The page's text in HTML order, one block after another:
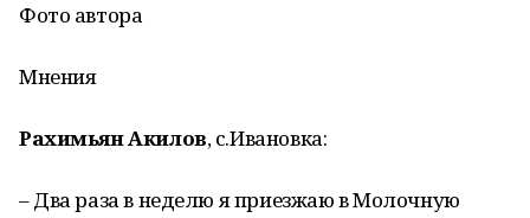
Фото автора
Мнения
Рахимьян Акилов, с.Ивановка:
– Два раза в неделю я приезжаю в Молочную